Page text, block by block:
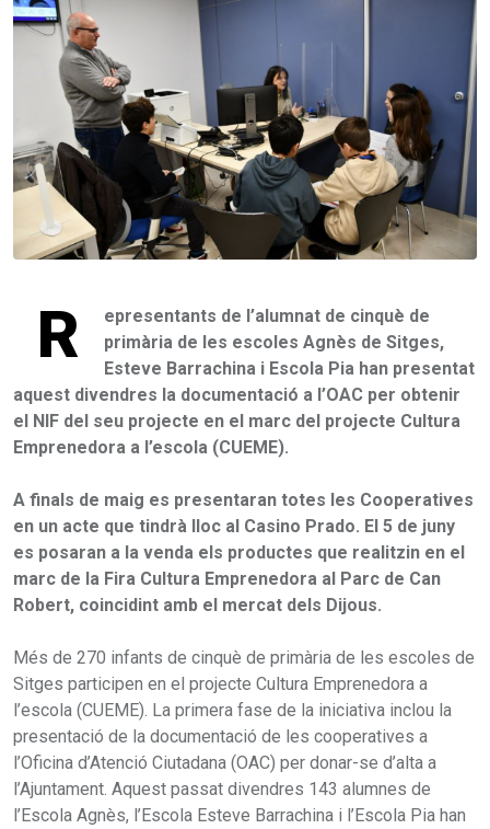
R
epresentants de l’alumnat de cinquè de
primària de les escoles Agnès de Sitges,
Esteve Barrachina i Escola Pia han presentat
aquest divendres la documentació a l’OAC per obtenir
el NIF del seu projecte en el marc del projecte Cultura
Emprenedora a l’escola (CUEME).
A finals de maig es presentaran totes les Cooperatives
en un acte que tindrà lloc al Casino Prado. El 5 de juny
es posaran a la venda els productes que realitzin en el
marc de la Fira Cultura Emprenedora al Parc de Can
Robert, coincidint amb el mercat dels Dijous.
Més de 270 infants de cinquè de primària de les escoles de
Sitges participen en el projecte Cultura Emprenedora a
l’escola (CUEME). La primera fase de la iniciativa inclou la
presentació de la documentació de les cooperatives a
l’Oficina d’Atenció Ciutadana (OAC) per donar-se d’alta a
l’Ajuntament. Aquest passat divendres 143 alumnes de
l’Escola Agnès, l’Escola Esteve Barrachina i l’Escola Pia han